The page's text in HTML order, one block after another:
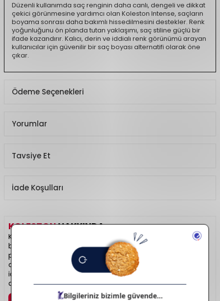
Düzenli kullanımda saç renginin daha canlı, dengeli ve dikkat
çekici görünmesine yardımcı olan Koleston Intense, saçların
boyama sonrası daha bakımlı hissedilmesini destekler. Renk
yoğunluğunu ön planda tutan yaklaşımı, saç stiline güçlü bir
ifade kazandırır. Kalıcı, derin ve iddialı renk görünümü arayan
kullanıcılar için güvenilir bir saç boyası alternatifi olarak öne
çıkar.
Ödeme Seçenekleri
Yorumlar
Tavsiye Et
İade Koşulları
KOLESTONHAKKINDA
Koleston, yoğun ve kalıcı renkleriyle evde profesyonel saç
boyama deneyimi sunar. Beyaz kapamada yüksek
performansa sahip, bakım etkili formüller içerir. Parlak ve
canlı renk tonlarıyla dikkat çeker. Saç telini güçlendiren
içerikleri sayesinde yıpranmayı azaltır. Güçlü renklerin
adresi: Koleston.